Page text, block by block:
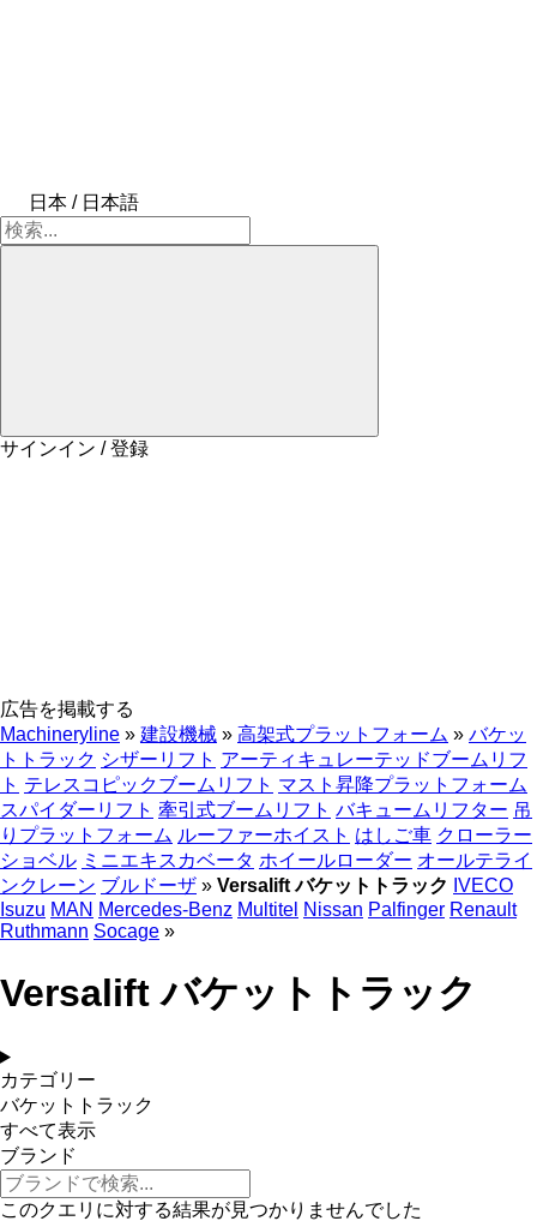
日本 / 日本語
サインイン / 登録
広告を掲載する
Machineryline » 建設機械 » 高架式プラットフォーム » バケッ
トトラック シザーリフト アーティキュレーテッドブームリフ
ト テレスコピックブームリフト マスト昇降プラットフォーム
スパイダーリフト 牽引式ブームリフト バキュームリフター 吊
りプラットフォーム ルーファーホイスト はしご車 クローラー
ショベル ミニエキスカベータ ホイールローダー オールテライ
ンクレーン ブルドーザ » Versalift バケットトラック IVECO
Isuzu MAN Mercedes-Benz Multitel Nissan Palfinger Renault
Ruthmann Socage »
Versalift バケットトラック
カテゴリー
バケットトラック
すべて表示
ブランド
このクエリに対する結果が見つかりませんでした